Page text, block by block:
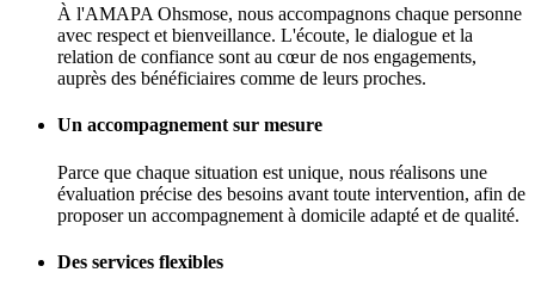
À l'AMAPA Ohsmose, nous accompagnons chaque personne
avec respect et bienveillance. L'écoute, le dialogue et la
relation de confiance sont au cœur de nos engagements,
auprès des bénéficiaires comme de leurs proches.
Un accompagnement sur mesure
Parce que chaque situation est unique, nous réalisons une
évaluation précise des besoins avant toute intervention, afin de
proposer un accompagnement à domicile adapté et de qualité.
Des services flexibles